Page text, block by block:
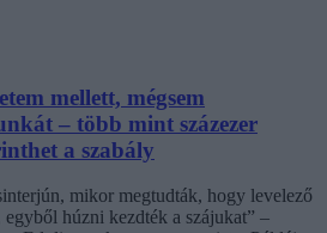
mellett, mégsem
– több mint százezer
a szabály
mikor megtudták, hogy levelező
húzni kezdték a szájukat” –